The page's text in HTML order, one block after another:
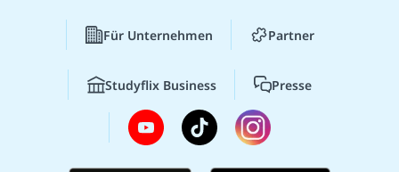
Für Unternehmen Partner
Studyflix Business Presse